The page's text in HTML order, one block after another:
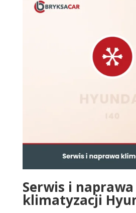
Serwis i naprawa
klimatyzacji